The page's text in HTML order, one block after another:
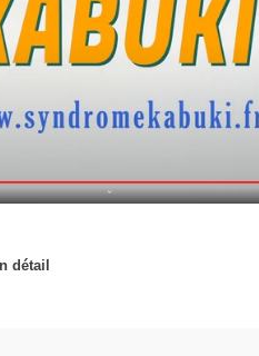
détail